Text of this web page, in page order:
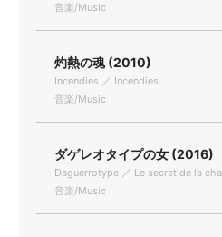
音楽/Music
灼熱の魂 (2010)
Incendies ／ Incendies
音楽/Music
ダゲレオタイプの女 (2016)
Daguerrotype ／ Le secret de la
音楽/Music